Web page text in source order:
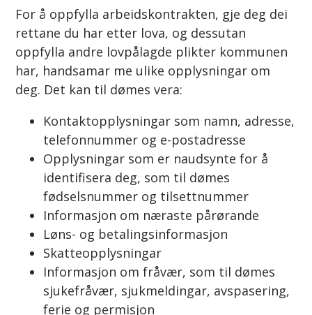
For å oppfylla arbeidskontrakten, gje deg dei
rettane du har etter lova, og dessutan
oppfylla andre lovpålagde plikter kommunen
har, handsamar me ulike opplysningar om
deg. Det kan til dømes vera:
Kontaktopplysningar som namn, adresse,
telefonnummer og e-postadresse
Opplysningar som er naudsynte for å
identifisera deg, som til dømes
fødselsnummer og tilsettnummer
Informasjon om næraste pårørande
Løns- og betalingsinformasjon
Skatteopplysningar
Informasjon om fråvær, som til dømes
sjukefråvær, sjukmeldingar, avspasering,
ferie og permisjon